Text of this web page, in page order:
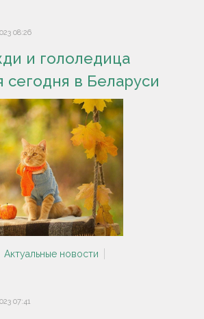
08:26
и гололедица
в Беларуси
Актуальные новости
07:41